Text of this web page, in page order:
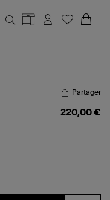
Partager
220,00 €